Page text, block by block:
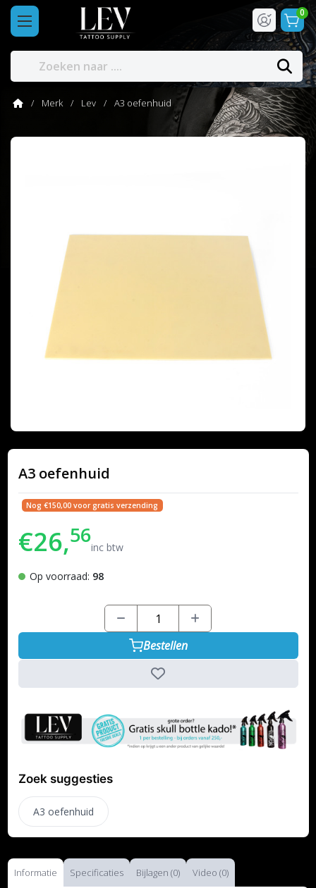
0
Merk Lev A3 oefenhuid
A3 oefenhuid
Nog €150,00 voor gratis verzending
€26,56inc btw
Op voorraad: 98
Bestellen
Zoek suggesties
A3 oefenhuid
Informatie Specificaties Bijlagen (0) Video (0)